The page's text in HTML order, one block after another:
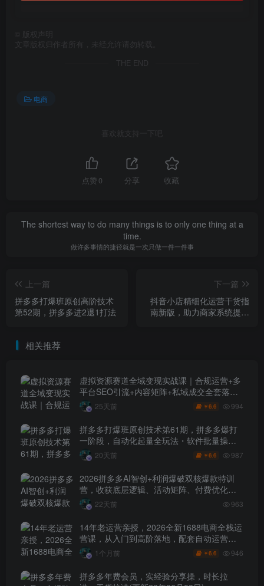
版权声明
文章版权归作者所有，未经允许请勿转载。
THE END
电商
喜欢就支持一下吧
点赞 0 分享 收藏
The shortest way to do many things is to only one thing at a
time.
做许多事情的捷径就是一次只做一件一件事
上一篇
拼多多打爆班原创高阶技术
第52期，拼多多进2退1打法
下一篇
抖音小店精细化运营干货指
南新版，助力商家系统提升
相关推荐
虚拟资源赛道全域变现实战课｜合规运营+多
平台SEO引流+内容矩阵+私域成交全套落地
玩法25天前 ￥6.6 994
拼多多打爆班原创技术第61期，拼多多爆打
一阶段，自动化起量全玩法・软件批量操
作・投产优化・大促矩阵实战课
20天前 ￥6.6 987
2026拼多多AI智创+利润爆破双核爆款特训
营，收获底层逻辑、活动矩阵、付费优化、
0-1打爆SOP
22天前 963
14年老运营亲授，2026全新1688电商全栈运
营课，从入门到高阶落地，配套自动运营表
+工具包+直播诊断等
1个月前 ￥6.6 946
拼多多年费会员，实经验分享操，时长拉